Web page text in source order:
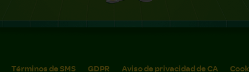
Términos de SMS GDPR Aviso de privacidad de CA